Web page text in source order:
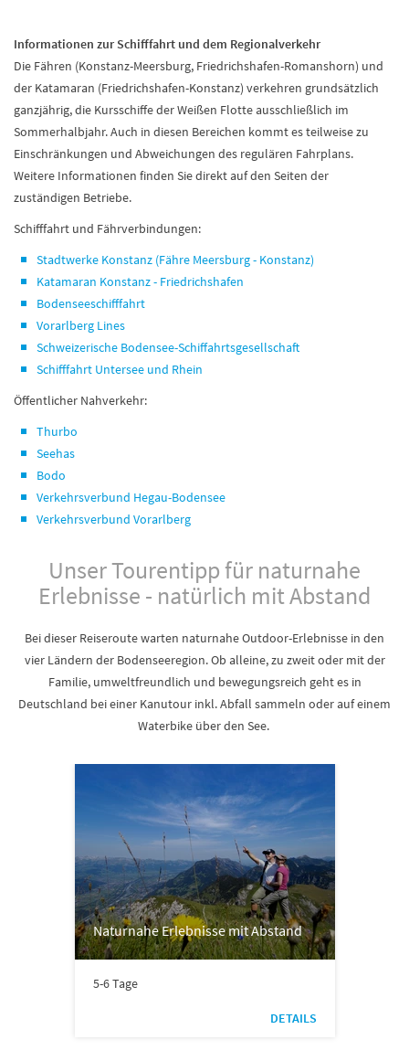
Informationen zur Schifffahrt und dem Regionalverkehr
Die Fähren (Konstanz-Meersburg, Friedrichshafen-Romanshorn) und
der Katamaran (Friedrichshafen-Konstanz) verkehren grundsätzlich
ganzjährig, die Kursschiffe der Weißen Flotte ausschließlich im
Sommerhalbjahr. Auch in diesen Bereichen kommt es teilweise zu
Einschränkungen und Abweichungen des regulären Fahrplans.
Weitere Informationen finden Sie direkt auf den Seiten der
zuständigen Betriebe.
Schifffahrt und Fährverbindungen:
Stadtwerke Konstanz (Fähre Meersburg - Konstanz)
Katamaran Konstanz - Friedrichshafen
Bodenseeschifffahrt
Vorarlberg Lines
Schweizerische Bodensee-Schiffahrtsgesellschaft
Schifffahrt Untersee und Rhein
Öffentlicher Nahverkehr:
Thurbo
Seehas
Bodo
Verkehrsverbund Hegau-Bodensee
Verkehrsverbund Vorarlberg
Unser Tourentipp für naturnahe
Erlebnisse - natürlich mit Abstand
Bei dieser Reiseroute warten naturnahe Outdoor-Erlebnisse in den
vier Ländern der Bodenseeregion. Ob alleine, zu zweit oder mit der
Familie, umweltfreundlich und bewegungsreich geht es in
Deutschland bei einer Kanutour inkl. Abfall sammeln oder auf einem
Waterbike über den See.
Naturnahe Erlebnisse mit Abstand
5-6 Tage
DETAILS